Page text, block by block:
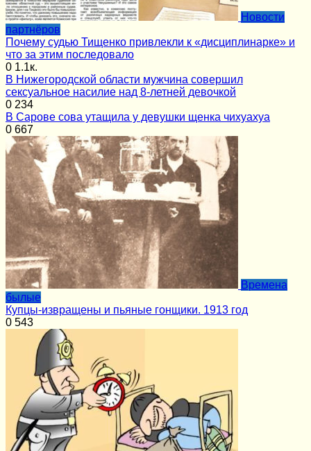
Новости
партнёров
Почему судью Тищенко привлекли к «дисциплинарке» и
что за этим последовало
0 1.1к.
В Нижегородской области мужчина совершил
сексуальное насилие над 8-летней девочкой
0 234
В Сарове сова утащила у девушки щенка чихуахуа
0 667
Времена
былые
Купцы-извращены и пьяные гонщики. 1913 год
0 543